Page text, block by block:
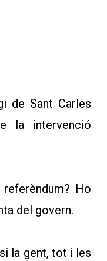
de Sant Carles
la intervenció
Ho
del govern.
la gent, tot i les